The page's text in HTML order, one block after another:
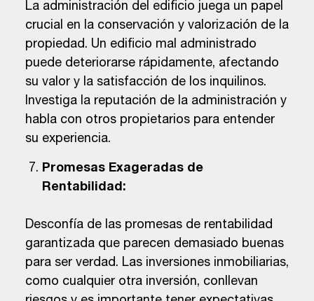
La administración del edificio juega un papel
crucial en la conservación y valorización de la
propiedad. Un edificio mal administrado
puede deteriorarse rápidamente, afectando
su valor y la satisfacción de los inquilinos.
Investiga la reputación de la administración y
habla con otros propietarios para entender
su experiencia.
Promesas Exageradas de
Rentabilidad:
Desconfía de las promesas de rentabilidad
garantizada que parecen demasiado buenas
para ser verdad. Las inversiones inmobiliarias,
como cualquier otra inversión, conllevan